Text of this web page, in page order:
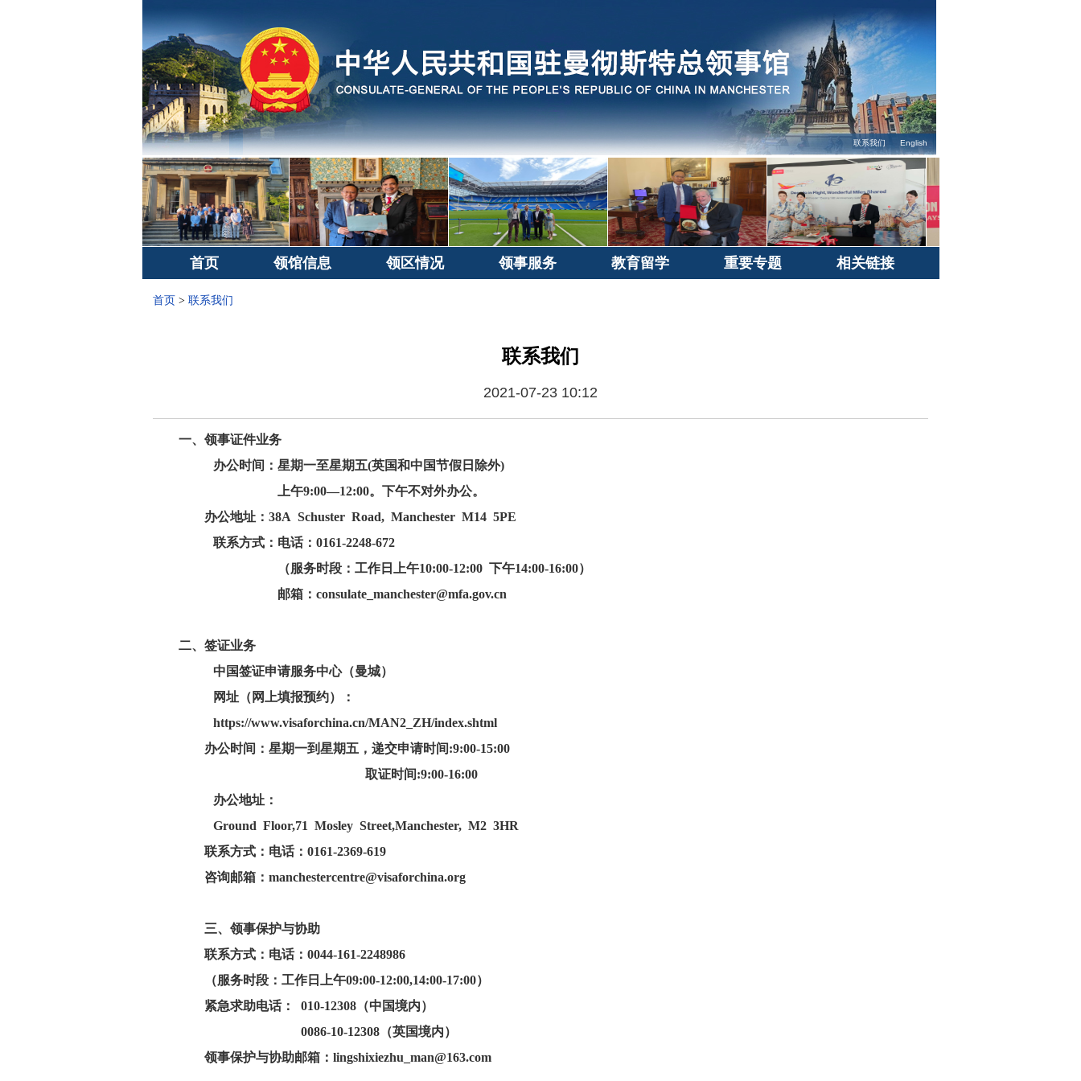
联系我们 English
首页 领馆信息 领区情况 领事服务 教育留学 重要专题 相关链接
首页 > 联系我们
联系我们
2021-07-23 10:12
一、领事证件业务
办公时间： 星期一至星期五(英国和中国节假日除外)
上午9:00—12:00。下午不对外办公。
办公地址： 38A Schuster Road, Manchester M14 5PE
联系方式： 电话：0161-2248-672
（服务时段：工作日上午10:00-12:00 下午14:00-16:00）
邮箱： consulate_manchester@mfa.gov.cn
二、签证业务
中国签证申请服务中心（曼城）
网址（网上填报预约）：
https://www.visaforchina.cn/MAN2_ZH/index.shtml
办公时间： 星期一到星期五，递交申请时间:9:00-15:00
取证时间:9:00-16:00
办公地址：
Ground Floor,71 Mosley Street,Manchester, M2 3HR
联系方式： 电话：0161-2369-619
咨询邮箱： manchestercentre@visaforchina.org
三、领事保护与协助
联系方式：电话：0044-161-2248986
（服务时段：工作日上午09:00-12:00,14:00-17:00）
紧急求助电话： 010-12308（中国境内）
0086-10-12308（英国境内）
领事保护与协助邮箱： lingshixiezhu_man@163.com